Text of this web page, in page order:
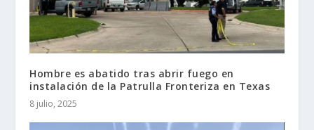
Hombre es abatido tras abrir fuego en
instalación de la Patrulla Fronteriza en Texas
8 julio, 2025